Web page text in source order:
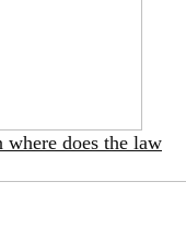
does the law